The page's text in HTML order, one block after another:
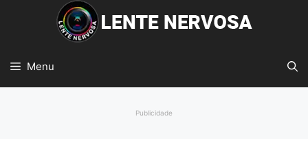
Menu
Publicidade